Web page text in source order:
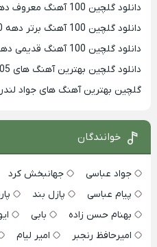
دانلود گلچین 100 آهنگ معروف دهه 80
دانلود گلچین 100 آهنگ برتر دهه 70
دانلود گلچین 100 آهنگ قدیمی دهه 60 و 50
دانلود گلچین بهترین آهنگ های 1405
گلچین بهترین آهنگ های جواد لندرانی
خوانندگان
جواد عباسی جهانبخش کرد
پیام عباسی
پازل بند
بهنام حسن زاده
بابی
امیرحافظ رنجبر
امیر لیام